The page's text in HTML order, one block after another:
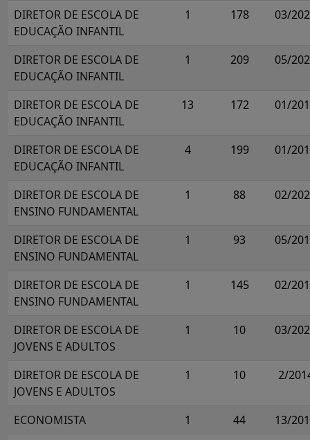
DIRETOR DE ESCOLA DE
EDUCAÇÃO INFANTIL
1 178 03/
DIRETOR DE ESCOLA DE
EDUCAÇÃO INFANTIL
1 209 05/
DIRETOR DE ESCOLA DE
EDUCAÇÃO INFANTIL
13 172 01/
DIRETOR DE ESCOLA DE
EDUCAÇÃO INFANTIL
4 199 01/
DIRETOR DE ESCOLA DE
ENSINO FUNDAMENTAL
1 88 02/
DIRETOR DE ESCOLA DE
ENSINO FUNDAMENTAL
1 93 05/
DIRETOR DE ESCOLA DE
ENSINO FUNDAMENTAL
1 145 02/
DIRETOR DE ESCOLA DE
JOVENS E ADULTOS
1 10 03/
DIRETOR DE ESCOLA DE
JOVENS E ADULTOS
1 10 2/
ECONOMISTA 1 44
13/